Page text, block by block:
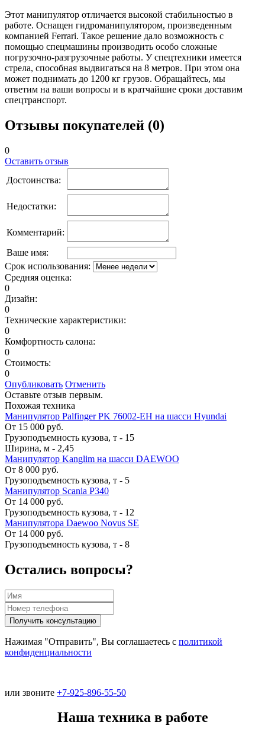
Этот манипулятор отличается высокой стабильностью в
работе. Оснащен гидроманипулятором, произведенным
компанией Ferrari. Такое решение дало возможность с
помощью спецмашины производить особо сложные
погрузочно-разгрузочные работы. У спецтехники имеется
стрела, способная выдвигаться на 8 метров. При этом она
может поднимать до 1200 кг грузов. Обращайтесь, мы
ответим на ваши вопросы и в кратчайшие сроки доставим
спецтранспорт.
Отзывы покупателей (0)
0
Оставить отзыв
Достоинства:
Недостатки:
Комментарий:
Ваше имя:
Срок использования:
Средняя оценка:
0
Дизайн:
0
Технические характеристики:
0
Комфортность салона:
0
Стоимость:
0
Опубликовать Отменить
Оставьте отзыв первым.
Похожая техника
Манипулятор Palfinger PK 76002-EH на шасси Hyundai
От 15 000 руб.
Грузоподъемность кузова, т - 15
Ширина, м - 2,45
Манипулятор Kanglim на шасси DAEWOO
От 8 000 руб.
Грузоподъемность кузова, т - 5
Манипулятор Scania P340
От 14 000 руб.
Грузоподъемность кузова, т - 12
Манипулятора Daewoo Novus SE
От 14 000 руб.
Грузоподъемность кузова, т - 8
Остались вопросы?
Нажимая "Отправить", Вы соглашаетесь с политикой
конфиденциальности
или звоните +7-925-896-55-50
Наша техника в работе